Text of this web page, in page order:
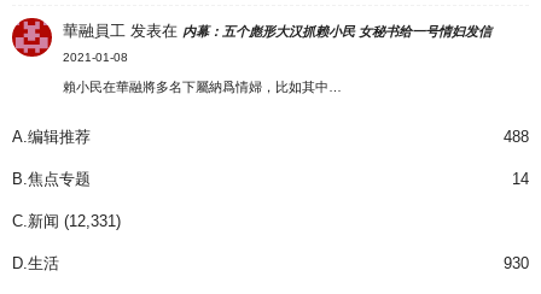
華融員工 发表在 内幕：五个彪形大汉抓赖小民 女秘书给一号情妇发信
2021-01-08
賴小民在華融將多名下屬納爲情婦，比如其中…
A.编辑推荐 488
B.焦点专题 14
C.新闻 (12,331)
D.生活 930